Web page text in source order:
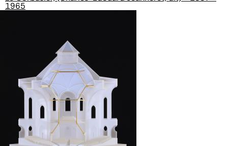
1965